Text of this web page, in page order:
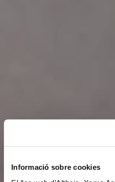
Informació sobre cookies